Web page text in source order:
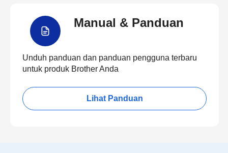
Manual & Panduan
Unduh panduan dan panduan pengguna terbaru
untuk produk Brother Anda
Lihat Panduan